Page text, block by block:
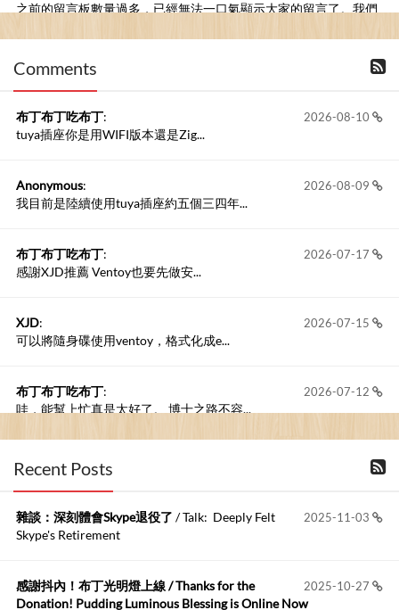
之前的留言板數量過多，已經無法一口氣顯示大家的留言了。我們
Comments
2026-08-10
布丁布丁吃布丁:
tuya插座你是用WIFI版本還是Zig...
2026-08-09
Anonymous:
我目前是陸續使用tuya插座約五個三四年...
2026-07-17
布丁布丁吃布丁:
感謝XJD推薦 Ventoy也要先做安...
2026-07-15
XJD:
可以將隨身碟使用ventoy，格式化成e...
2026-07-12
布丁布丁吃布丁:
哇，能幫上忙真是太好了。 博士之路不容...
2026-07-11
Anonymous
過了將近十年，此篇文章還是很受用，非常感...
布丁布丁吃布丁
今天又有遇到可能會用到規劃求解的場景 ...
布丁布丁吃布丁:
Recent Posts
2025-11-03
雜談：深刻體會Skype退役了 / Talk: Deeply Felt
Skype's Retirement
2025-10-27
感謝抖內！布丁光明燈上線 / Thanks for the
Donation! Pudding Luminous Blessing is Online Now